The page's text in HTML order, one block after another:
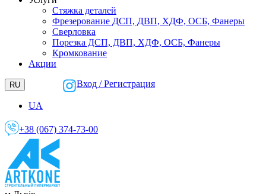
Стяжка деталей
Фрезерование ДСП, ДВП, ХДФ, ОСБ, Фанеры
Сверловка
Порезка ДСП, ДВП, ХДФ, ОСБ, Фанеры
Кромкование
Акции
RU
UA
Вход / Регистрация
+38 (067) 374-73-00